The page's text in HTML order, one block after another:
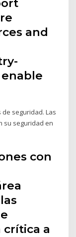
and
seguridad. Las
su seguridad en
con
a